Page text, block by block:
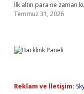
İlk altın para ne zaman
Temmuz 31, 2026
Reklam ve İletişim: